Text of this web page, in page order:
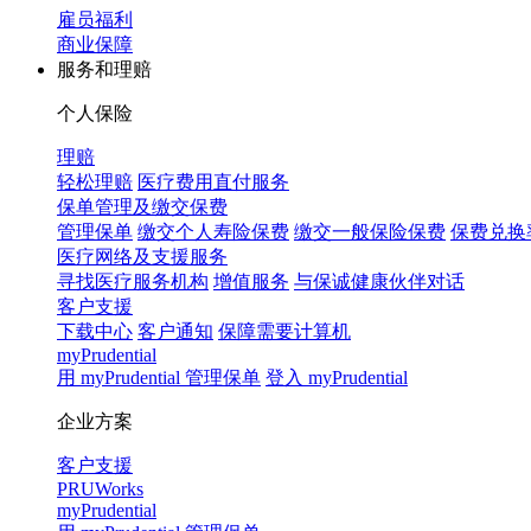
雇员福利
商业保障
服务和理赔
个人保险
理赔
轻松理赔 医疗费用直付服务
保单管理及缴交保费
管理保单 缴交个人寿险保费 缴交一般保险保费 保费兑换
医疗网络及支援服务
寻找医疗服务机构 增值服务 与保诚健康伙伴对话
客户支援
下载中心 客户通知 保障需要计算机
myPrudential
用 myPrudential 管理保单 登入 myPrudential
企业方案
客户支援
PRUWorks
myPrudential